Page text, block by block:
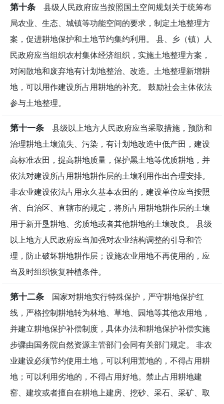
第十条 县级人民政府应当按照国土空间规划关于统筹布
局农业、生态、城镇等功能空间的要求，制定土地整理方
案，促进耕地保护和土地节约集约利用。 县、乡（镇）人
民政府应当组织农村集体经济组织，实施土地整理方案，
对闲散地和废弃地有计划地整治、改造。土地整理新增耕
地，可以用作建设所占用耕地的补充。 鼓励社会主体依法
参与土地整理。
第十一条 县级以上地方人民政府应当采取措施，预防和
治理耕地土壤流失、污染，有计划地改造中低产田，建设
高标准农田，提高耕地质量，保护黑土地等优质耕地，并
依法对建设所占用耕地耕作层的土壤利用作出合理安排。
非农业建设依法占用永久基本农田的，建设单位应当按照
省、自治区、直辖市的规定，将所占用耕地耕作层的土壤
用于新开垦耕地、劣质地或者其他耕地的土壤改良。 县级
以上地方人民政府应当加强对农业结构调整的引导和管
理，防止破坏耕地耕作层；设施农业用地不再使用的，应
当及时组织恢复种植条件。
第十二条 国家对耕地实行特殊保护，严守耕地保护红
线，严格控制耕地转为林地、草地、园地等其他农用地，
并建立耕地保护补偿制度，具体办法和耕地保护补偿实施
步骤由国务院自然资源主管部门会同有关部门规定。 非农
业建设必须节约使用土地，可以利用荒地的，不得占用耕
地；可以利用劣地的，不得占用好地。禁止占用耕地建
窑、建坟或者擅自在耕地上建房、挖砂、采石、采矿、取